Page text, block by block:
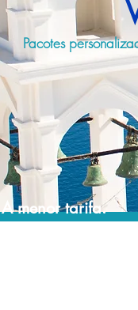
Pacotes
A menor tarifa.